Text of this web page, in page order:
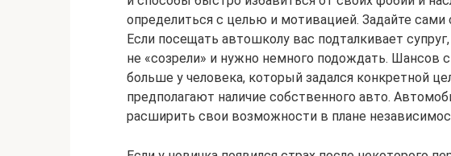
определиться с целью и мотивацией. Задайте
Если посещать автошколу вас подталкивает
не «созрели» и нужно немного подождать. Шансов
больше у человека, который задался конкретной
предполагают наличие собственного авто.
расширить свои возможности в плане